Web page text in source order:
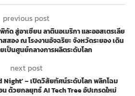
previous post
ด สู่อาเซียน ลาตินอเมริกา และออสเตรเลีย
สสอง ณ โรงงานอัจฉริยะ จังหวัดระยอง เดิน
เป็นศูนย์กลางการผลิตระดับโลก
next post
Night’ – เปิดวิสัยทัศน์ระดับโลก พลิกโฉม
ด้วยกลยุทธ์ AI Tech Tree อัปเกรดใหม่